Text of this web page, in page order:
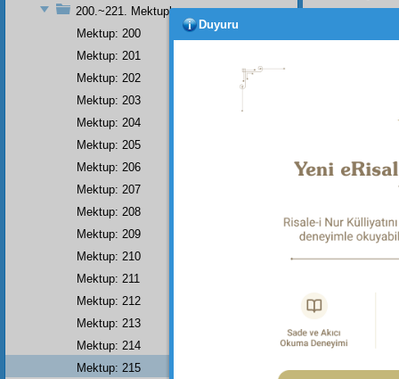
ehl-i
200.~221. Mektuplar
Mektup: 200
Mektup: 201
Mektup: 202
Mektup: 203
Mektup: 204
Mektup: 205
Mektup: 206
Mektup: 207
Mektup: 208
Mektup: 209
Mektup: 210
Mektup: 211
Mektup: 212
Mektup: 213
Mektup: 214
Mektup: 215
Duyuru